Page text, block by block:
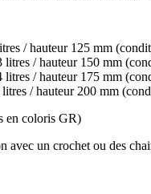
/ hauteur 125 mm
/ hauteur 150 mm
/ hauteur 175 mm
/ hauteur 200 mm
en coloris GR)
avec un crochet ou des